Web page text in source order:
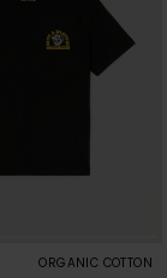
ORGANIC COTTON